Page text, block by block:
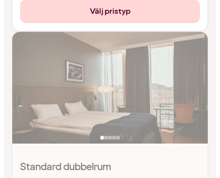
Välj pristyp
Standard dubbelrum